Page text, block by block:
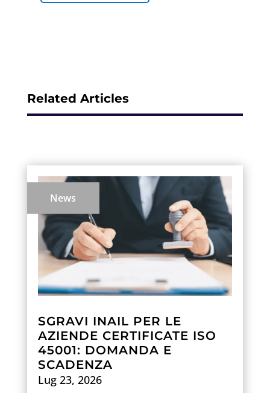
Related Articles
News
SGRAVI INAIL PER LE
AZIENDE CERTIFICATE ISO
45001: DOMANDA E
SCADENZA
Lug 23, 2026